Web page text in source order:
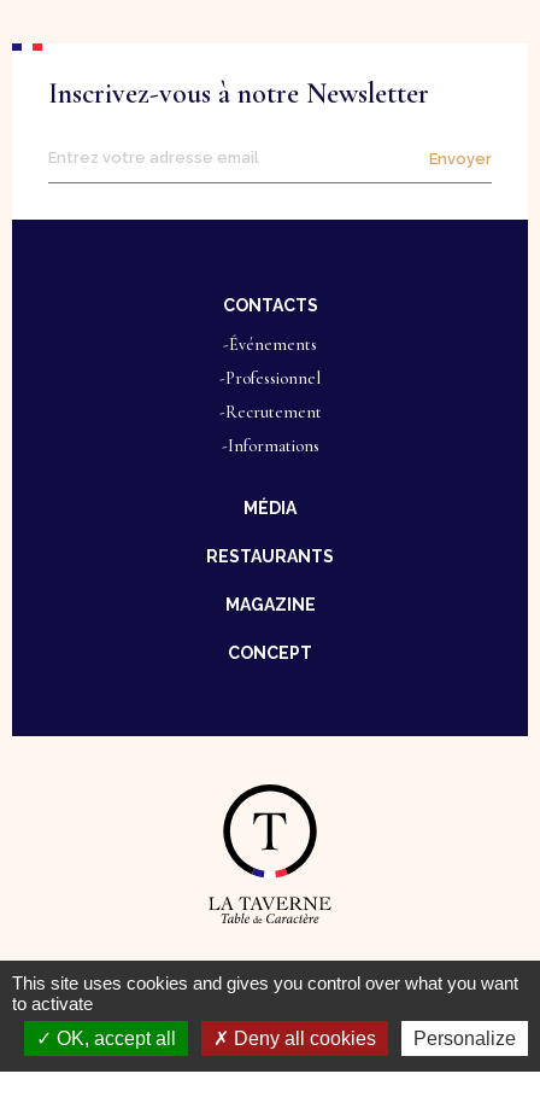
Inscrivez-vous à notre Newsletter
Envoyer
CONTACTS
-Événements
-Professionnel
-Recrutement
-Informations
MÉDIA
RESTAURANTS
MAGAZINE
CONCEPT
© Taverne – Table de Caractère —Mentions Légales–Cookies
Pour votre santé, pratiquez une activité physique régulière
www.mangerbouger.fr
This site uses cookies and gives you control over what you want
to activate
OK, accept all
Deny all cookies Personalize